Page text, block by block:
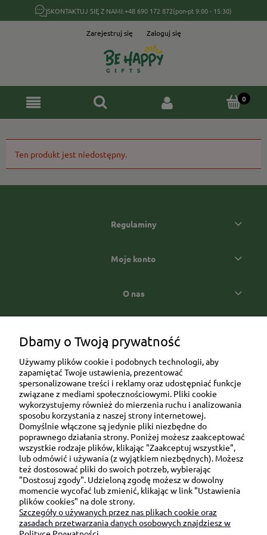
SKONTAKTUJ SIĘ Z NAMI:+48 690 172 872(pon-pt 9:00 - 15:30)
Zarejestruj się Zaloguj się
Ten produkt jest niedostępny.
Regulaminy
Moje konto
O nas
Ul. Brukowa 6/8 lok. 57/58
91-341 Łódź
NIP: 6751510615
SKONTAKTUJ SIĘ Z NAMI:
sklep@be-happygifts.com
+48 690 172 872
Dbamy o Twoją prywatność
Używamy plików cookie i podobnych technologii, aby
zapamiętać Twoje ustawienia, prezentować
spersonalizowane treści i reklamy oraz udostępniać funkcje
związane z mediami społecznościowymi. Pliki cookie
wykorzystujemy również do mierzenia ruchu i analizowania
sposobu korzystania z naszej strony internetowej.
Domyślnie włączone są jedynie pliki niezbędne do
poprawnego działania strony. Poniżej możesz zaakceptować
wszystkie rodzaje plików, klikając "Zaakceptuj wszystkie",
lub odmówić i używania (z wyjątkiem niezbędnych). Możesz
też dostosować pliki do swoich potrzeb, wybierając
"Dostosuj zgody". Udzieloną zgodę możesz w dowolny
momencie wycofać lub zmienić, klikając w link "Ustawienia
plików cookies" na dole strony.
Szczegóły o używanych przez nas plikach cookie oraz
zasadach przetwarzania danych osobowych znajdziesz w